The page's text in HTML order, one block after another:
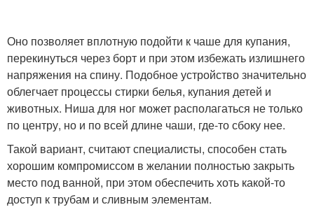
Оно позволяет вплотную подойти к чаше для купания,
перекинуться через борт и при этом избежать излишнего
напряжения на спину. Подобное устройство значительно
облегчает процессы стирки белья, купания детей и
животных. Ниша для ног может располагаться не только
по центру, но и по всей длине чаши, где-то сбоку нее.
Такой вариант, считают специалисты, способен стать
хорошим компромиссом в желании полностью закрыть
место под ванной, при этом обеспечить хоть какой-то
доступ к трубам и сливным элементам.